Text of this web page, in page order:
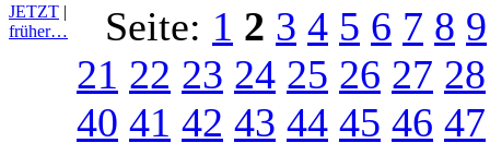
JETZT |
früher…
Seite: 1 2 3 4 5 6 7 8 9
21 22 23 24 25 26 27 28
40 41 42 43 44 45 46 47